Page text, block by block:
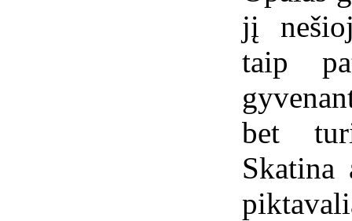
jį
taip
bet
Skatina